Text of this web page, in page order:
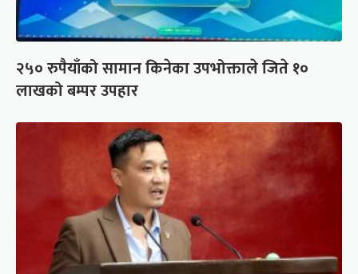
२५० रुपैयाँको सामान किनेका उपभोक्ताले जिते १०
लाखको बम्पर उपहार